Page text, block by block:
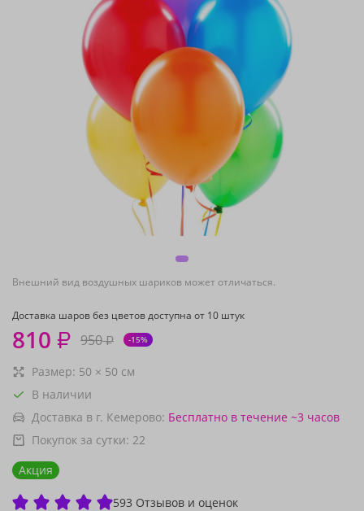
Внешний вид воздушных шариков может отличаться.
Доставка шаров без цветов доступна от 10 штук
810 ₽ 950₽ -15%
Размер: 50 × 50 см
В наличии
Доставка в г. Кемерово: Бесплатно в течение ~3 часов
Покупок за сутки: 22
Акция
593 Отзывов и оценок